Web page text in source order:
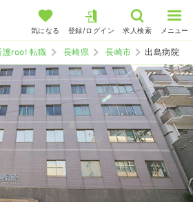
気になる 登録/ログイン 求人検索 メニュー
護roo! 転職 長崎県 長崎市 出島病院